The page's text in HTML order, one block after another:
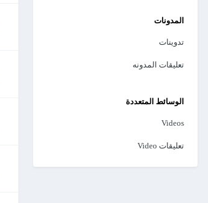
المدونات
تدوينات
تعليقات المدونه
الوسائط المتعددة
Videos
تعليقات Video